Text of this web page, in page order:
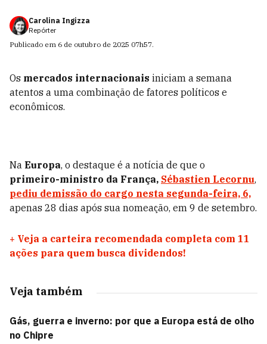
Carolina Ingizza
Repórter
Publicado em 6 de outubro de 2025 07h57.
Os mercados internacionais iniciam a semana
atentos a uma combinação de fatores políticos e
econômicos.
Na Europa, o destaque é a notícia de que o
primeiro-ministro da França, Sébastien Lecornu,
pediu demissão do cargo nesta segunda-feira, 6,
apenas 28 dias após sua nomeação, em 9 de setembro.
+ Veja a carteira recomendada completa com 11
ações para quem busca dividendos!
Veja também
Gás, guerra e inverno: por que a Europa está de olho
no Chipre